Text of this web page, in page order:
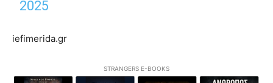
2025
iefimerida.gr
STRANGERS E-BOOKS